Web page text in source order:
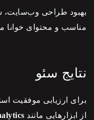
بهبود طراحی وب‌سایت،
مناسب و محتوای خوانا
نتایج سئو
برای ارزیابی موفقیت
از ابزارهایی مانند